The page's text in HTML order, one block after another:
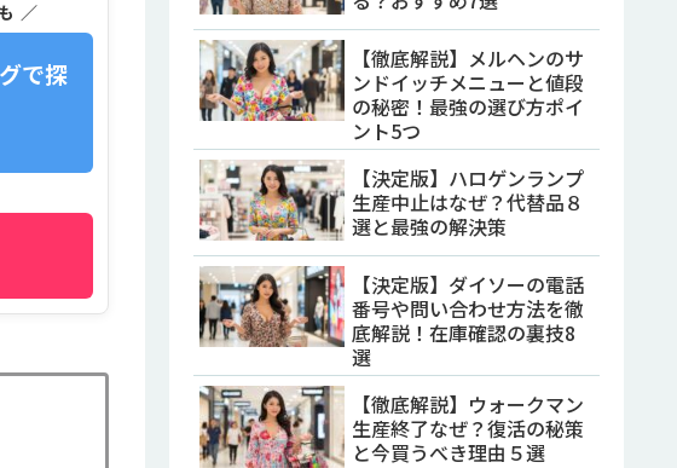
／
で探
【徹底解説】メルヘンのサ
ンドイッチメニューと値段
の秘密！最強の選び方ポイ
ント5つ
【決定版】ハロゲンランプ
生産中止はなぜ？代替品８
選と最強の解決策
【決定版】ダイソーの電話
番号や問い合わせ方法を徹
底解説！在庫確認の裏技8
選
【徹底解説】ウォークマン
生産終了なぜ？復活の秘策
と今買うべき理由５選